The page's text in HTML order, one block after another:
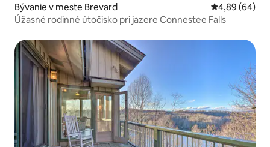
Bývanie v meste Brevard Priemerné
4,89 (64)
Úžasné rodinné útočisko pri jazere Connestee Falls